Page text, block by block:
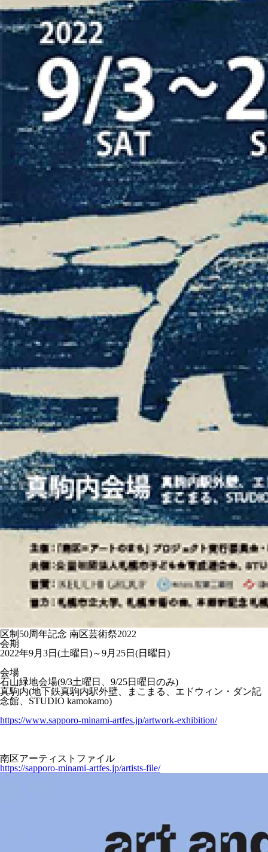
区制50周年記念 南区芸術祭2022
会期
2022年9月3日(土曜日)～9月25日(日曜日)
会場
石山緑地会場(9/3土曜日、9/25日曜日のみ)
真駒内(地下鉄真駒内駅外壁、まこまる、エドウィン・ダン記
念館、STUDIO kamokamo)
https://www.sapporo-minami-artfes.jp/artwork-exhibition/
南区アーティストファイル
https://sapporo-minami-artfes.jp/artists-file/